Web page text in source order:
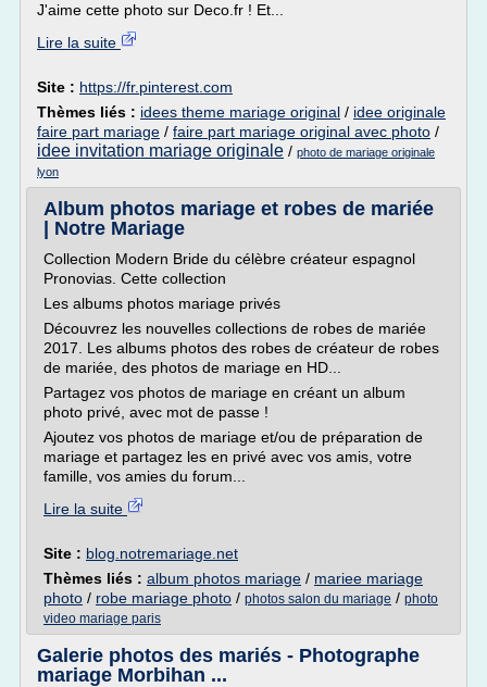
J'aime cette photo sur Deco.fr ! Et...
Lire la suite
Site : https://fr.pinterest.com
Thèmes liés : idees theme mariage original / idee originale
faire part mariage / faire part mariage original avec photo /
idee invitation mariage originale / photo de mariage originale
lyon
Album photos mariage et robes de mariée
| Notre Mariage
Collection Modern Bride du célèbre créateur espagnol
Pronovias. Cette collection
Les albums photos mariage privés
Découvrez les nouvelles collections de robes de mariée
2017. Les albums photos des robes de créateur de robes
de mariée, des photos de mariage en HD...
Partagez vos photos de mariage en créant un album
photo privé, avec mot de passe !
Ajoutez vos photos de mariage et/ou de préparation de
mariage et partagez les en privé avec vos amis, votre
famille, vos amies du forum...
Lire la suite
Site : blog.notremariage.net
Thèmes liés : album photos mariage / mariee mariage
photo / robe mariage photo / photos salon du mariage / photo
video mariage paris
Galerie photos des mariés - Photographe
mariage Morbihan ...